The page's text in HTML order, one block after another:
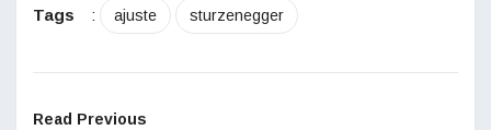
Tags : ajuste sturzenegger
Read Previous